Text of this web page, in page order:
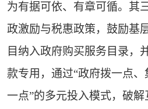
为有据可依、有章可循。其
政激励与税惠政策，鼓励基
目纳入政府购买服务目录，
款专用，通过“政府拨一点
一点”的多元投入模式，破